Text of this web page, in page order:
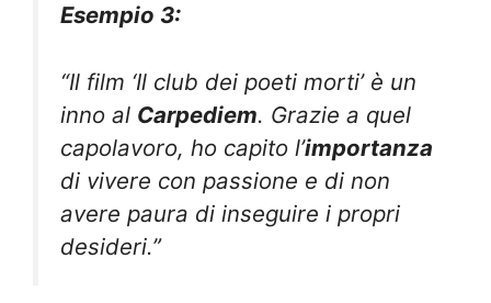
Esempio 3:
“Il film ‘Il club dei poeti morti’ è un
inno al Carpediem. Grazie a quel
capolavoro, ho capito l’importanza
di vivere con passione e di non
avere paura di inseguire i propri
desideri.”